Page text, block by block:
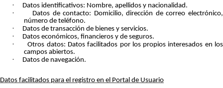
· Datos identificativos: Nombre, apellidos y nacionalidad.
·
Datos de contacto: Domicilio, dirección de correo electrónico,
número de teléfono.
· Datos de transacción de bienes y servicios.
· Datos económicos, financieros y de seguros.
·
Otros datos: Datos facilitados por los propios interesados en los
campos abiertos.
· Datos de navegación.
Datos facilitados para el registro en el Portal de Usuario